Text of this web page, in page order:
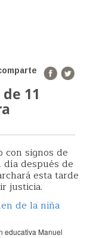
11
signos de
después de
esta tarde
justicia.
educativa Manuel